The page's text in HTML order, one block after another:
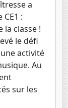
a
:
la classe !
le défi
activité
Au
sur les